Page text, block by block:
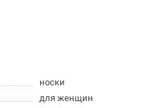
носки
для женщин